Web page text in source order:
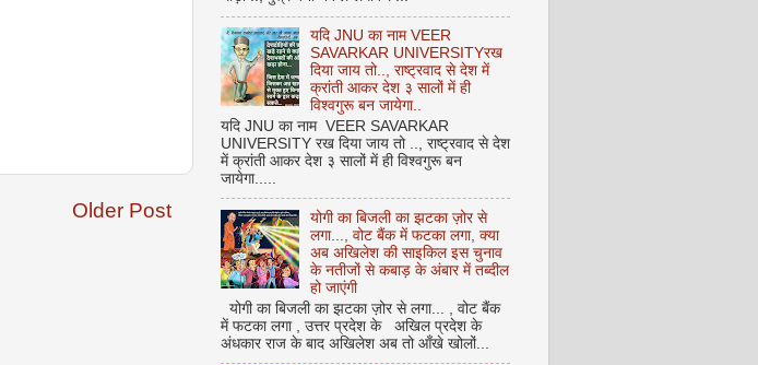
Older Post
यदि JNU का नाम VEER
SAVARKAR UNIVERSITYरख
दिया जाय तो.., राष्ट्रवाद से देश में
क्रांती आकर देश ३ सालों में ही
विश्वगुरू बन जायेगा..
यदि JNU का नाम VEER SAVARKAR
UNIVERSITY रख दिया जाय तो .., राष्ट्रवाद से देश
में क्रांती आकर देश ३ सालों में ही विश्वगुरू बन
जायेगा.....
योगी का बिजली का झटका ज़ोर से
लगा..., वोट बैंक में फटका लगा, क्या
अब अखिलेश की साइकिल इस चुनाव
के नतीजों से कबाड़ के अंबार में तब्दील
हो जाएंगी
योगी का बिजली का झटका ज़ोर से लगा... , वोट बैंक
में फटका लगा , उत्तर प्रदेश के अखिल प्रदेश के
अंधकार राज के बाद अखिलेश अब तो आँखे खोलों...